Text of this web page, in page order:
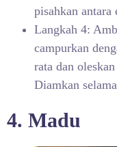
pisahkan antara
Langkah 4:
campurkan
rata dan
Diamkan
4. Madu